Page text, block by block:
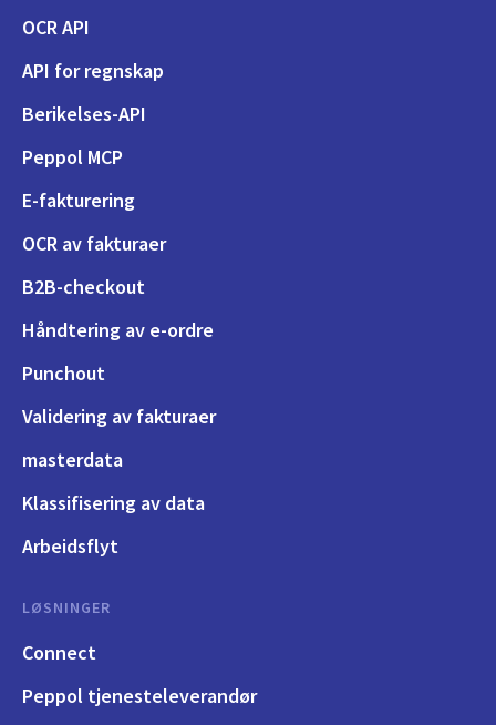
OCR API
API for regnskap
Berikelses-API
Peppol MCP
E-fakturering
OCR av fakturaer
B2B-checkout
Håndtering av e-ordre
Punchout
Validering av fakturaer
masterdata
Klassifisering av data
Arbeidsflyt
LØSNINGER
Connect
Peppol tjenesteleverandør